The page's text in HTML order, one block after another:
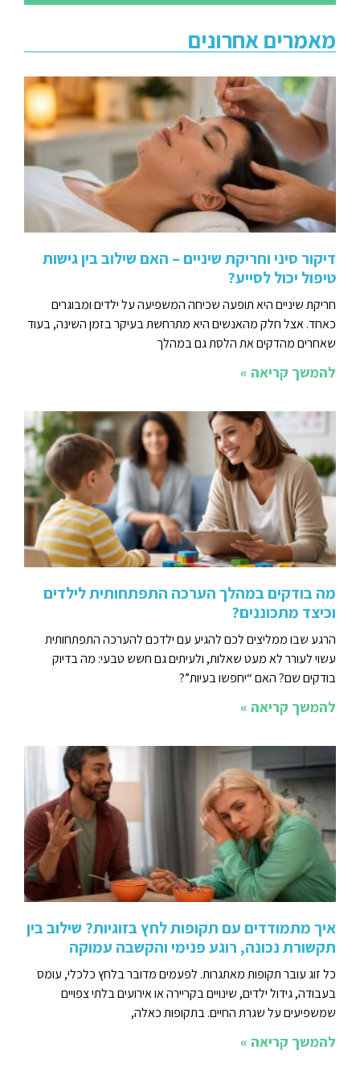
מאמרים אחרונים
דיקור סיני וחריקת שיניים – האם שילוב בין גישות
טיפול יכול לסייע?
חריקת שיניים היא תופעה שכיחה המשפיעה על ילדים ומבוגרים
כאחד. אצל חלק מהאנשים היא מתרחשת בעיקר בזמן השינה, בעוד
שאחרים מהדקים את הלסת גם במהלך
להמשך קריאה »
מה בודקים במהלך הערכה התפתחותית לילדים
וכיצד מתכוננים?
הרגע שבו ממליצים לכם להגיע עם ילדכם להערכה התפתחותית
עשוי לעורר לא מעט שאלות, ולעיתים גם חשש טבעי: מה בדיוק
בודקים שם? האם “יחפשו בעיות”?
להמשך קריאה »
איך מתמודדים עם תקופות לחץ בזוגיות? שילוב בין
תקשורת נכונה, רוגע פנימי והקשבה עמוקה
כל זוג עובר תקופות מאתגרות. לפעמים מדובר בלחץ כלכלי, עומס
בעבודה, גידול ילדים, שינויים בקריירה או אירועים בלתי צפויים
שמשפיעים על שגרת החיים. בתקופות כאלה,
להמשך קריאה »